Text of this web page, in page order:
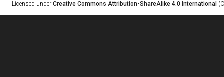
Licensed under Creative Commons Attribution-ShareAlike 4.0 International